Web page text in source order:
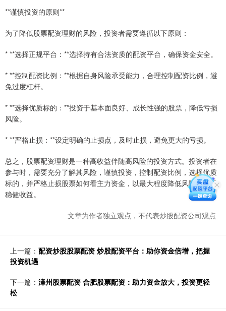
**谨慎投资的原则**
为了降低股票配资理财的风险，投资者需要遵循以下原则：
* **选择正规平台：**选择持有合法资质的配资平台，确保资金安全。
* **控制配资比例：**根据自身风险承受能力，合理控制配资比例，避
免过度杠杆。
* **选择优质标的：**投资于基本面良好、成长性强的股票，降低亏损
风险。
* **严格止损：**设定明确的止损点，及时止损，避免更大的亏损。
总之，股票配资理财是一种高收益伴随高风险的投资方式。投资者在
参与时，需要充分了解其风险，谨慎投资，控制配资比例，选择优质
标的，并严格止损股票如何看主力资金，以最大程度降低风险，实现
稳健收益。
文章为作者独立观点，不代表炒股配资公司观点
上一篇： 配资炒股股票配资 炒股配资平台：助你资金倍增，把握
投资机遇
下一篇： 漳州股票配资 合肥股票配资：助力资金放大，投资更轻
松